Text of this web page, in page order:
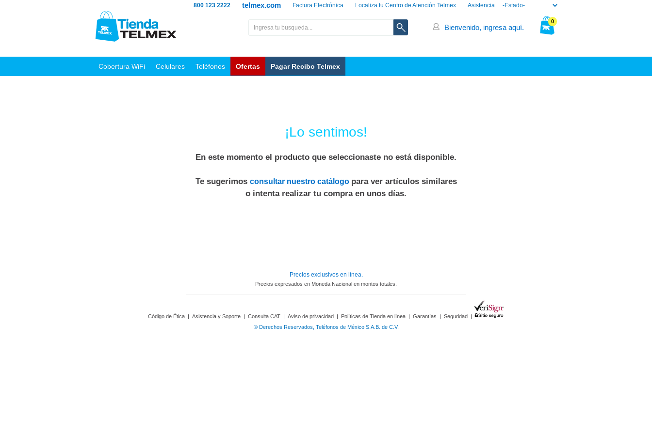
Asistencia
Localiza tu Centro de Atención Telmex
Factura Electrónica
telmex.com
800 123 2222
0
Bienvenido, ingresa aquí.
Cobertura WiFi Celulares Teléfonos Ofertas Pagar Recibo Telmex
¡Lo sentimos!
En este momento el producto que seleccionaste no está disponible.
Te sugerimos consultar nuestro catálogo para ver artículos similares
o intenta realizar tu compra en unos días.
Precios exclusivos en línea.
Precios expresados en Moneda Nacional en montos totales.
Código de Ética | Asistencia y Soporte | Consulta CAT | Aviso de privacidad | Políticas de Tienda en línea | Garantías | Seguridad |
© Derechos Reservados, Teléfonos de México S.A.B. de C.V.